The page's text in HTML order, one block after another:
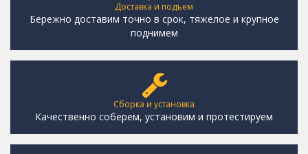
Доставка и подъем
Бережно доставим точно в срок, тяжелое и крупное
поднимем
Сборка и установка
Качественно соберем, установим и протестируем